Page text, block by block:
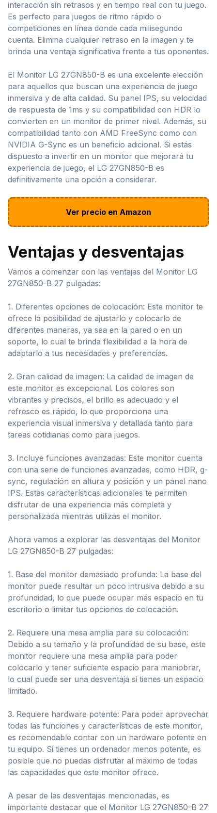
interacción sin retrasos y en tiempo real con tu juego.
Es perfecto para juegos de ritmo rápido o
competiciones en línea donde cada milisegundo
cuenta. Elimina cualquier retraso en la imagen y te
brinda una ventaja significativa frente a tus oponentes.
El Monitor LG 27GN850-B es una excelente elección
para aquellos que buscan una experiencia de juego
inmersiva y de alta calidad. Su panel IPS, su velocidad
de respuesta de 1ms y su compatibilidad con HDR lo
convierten en un monitor de primer nivel. Además, su
compatibilidad tanto con AMD FreeSync como con
NVIDIA G-Sync es un beneficio adicional. Si estás
dispuesto a invertir en un monitor que mejorará tu
experiencia de juego, el LG 27GN850-B es
definitivamente una opción a considerar.
Ver precio en Amazon
Ventajas y desventajas
Vamos a comenzar con las ventajas del Monitor LG
27GN850-B 27 pulgadas:
1. Diferentes opciones de colocación: Este monitor te
ofrece la posibilidad de ajustarlo y colocarlo de
diferentes maneras, ya sea en la pared o en un
soporte, lo cual te brinda flexibilidad a la hora de
adaptarlo a tus necesidades y preferencias.
2. Gran calidad de imagen: La calidad de imagen de
este monitor es excepcional. Los colores son
vibrantes y precisos, el brillo es adecuado y el
refresco es rápido, lo que proporciona una
experiencia visual inmersiva y detallada tanto para
tareas cotidianas como para juegos.
3. Incluye funciones avanzadas: Este monitor cuenta
con una serie de funciones avanzadas, como HDR, g-
sync, regulación en altura y posición y un panel nano
IPS. Estas características adicionales te permiten
disfrutar de una experiencia más completa y
personalizada mientras utilizas el monitor.
Ahora vamos a explorar las desventajas del Monitor
LG 27GN850-B 27 pulgadas:
1. Base del monitor demasiado profunda: La base del
monitor puede resultar un poco intrusiva debido a su
profundidad, lo que puede ocupar más espacio en tu
escritorio o limitar tus opciones de colocación.
2. Requiere una mesa amplia para su colocación:
Debido a su tamaño y la profundidad de su base, este
monitor requiere una mesa amplia para poder
colocarlo y tener suficiente espacio para maniobrar,
lo cual puede ser una desventaja si tienes un espacio
limitado.
3. Requiere hardware potente: Para poder aprovechar
todas las funciones y características de este monitor,
es recomendable contar con un hardware potente en
tu equipo. Si tienes un ordenador menos potente, es
posible que no puedas disfrutar al máximo de todas
las capacidades que este monitor ofrece.
A pesar de las desventajas mencionadas, es
importante destacar que el Monitor LG 27GN850-B 27